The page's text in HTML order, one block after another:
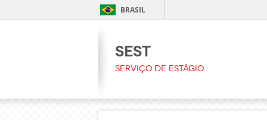
BRASIL
SEST
Serviço de Estágio